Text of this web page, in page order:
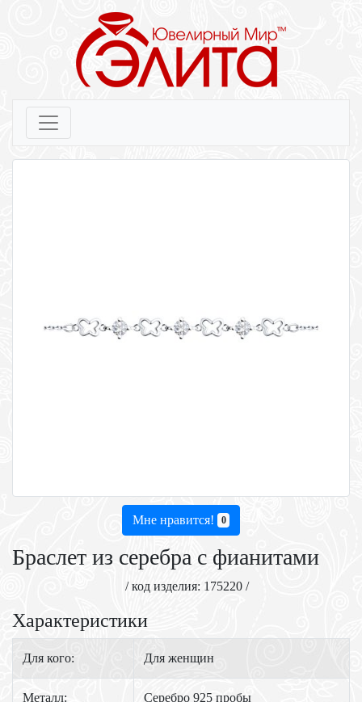
Мне нравится! 0
Браслет из серебра с фианитами
/ код изделия: 175220 /
Характеристики
Для кого: Для женщин
Металл: Серебро 925 пробы